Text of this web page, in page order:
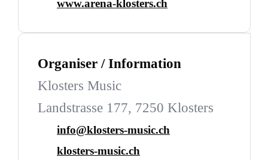
www.arena-klosters.ch
Organiser / Information
Klosters Music
Landstrasse 177, 7250 Klosters
info@klosters-music.ch
klosters-music.ch